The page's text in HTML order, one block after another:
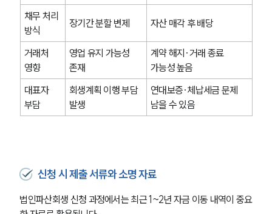
채무 처리
방식
장기간 분할 변제 자산 매각 후 배당
거래처
영향
영업 유지 가능성
존재
계약 해지·거래 종료
가능성 높음
대표자
부담
회생계획 이행 부담
발생
연대보증·체납세금 문제
남을 수 있음
신청 시 제출 서류와 소명 자료
법인파산회생 신청 과정에서는 최근 1~2년 자금 이동 내역이 중요